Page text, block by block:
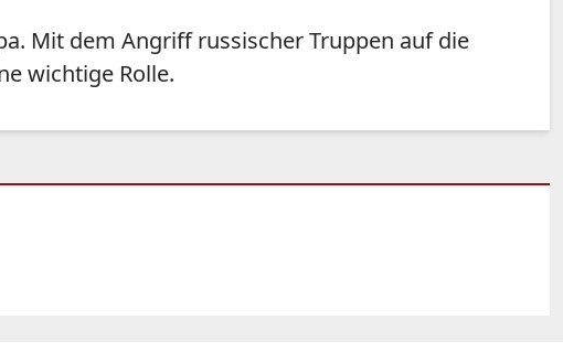
Mit dem Angriff russischer Truppen auf die
wichtige Rolle.